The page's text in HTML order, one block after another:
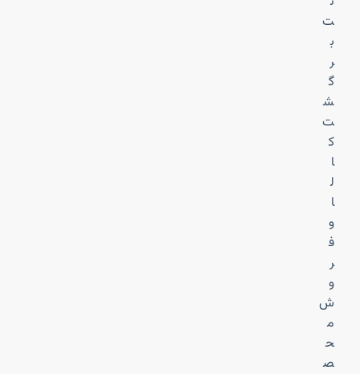
ت
ب
ر
گ
ش
ت
ک
ا
ل
ا
و
ف
ر
و
ش
م
ح
ص